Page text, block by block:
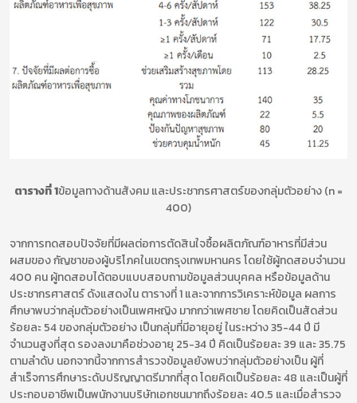
ตารางที่ 1ข้อมูลทางด้านสังคม และประชากรศาสตร์ของกลุ่มตัวอย่าง (n =
400)
จากการทดสอบปัจจัยที่มีผลต่อการตัดสินใจซื้อผลิตภัณฑ์อาหารที่มีส่วน
ผสมของ กัญชาของผู้บริโภคในเขตกรุงเทพมหานคร โดยใช้ผู้ทดสอบจำนวน
400 คน ผู้ทดสอบได้ตอบแบบสอบถามข้อมูลส่วนบุคคล หรือข้อมูลด้าน
ประชากรศาสตร์ ดังแสดงใน ตารางที่ 1 และจากการวิเคราะห์ข้อมูล ผลการ
ศึกษาพบว่ากลุ่มตัวอย่างเป็นเพศหญิง มากกว่าเพศชาย โดยคิดเป็นสัดส่วน
ร้อยละ 54 ของกลุ่มตัวอย่าง เป็นกลุ่มที่มีอายุอยู่ ในระหว่าง 35-44 ปี มี
จำนวนสูงที่สุด รองลงมาคือช่วงอายุ 25-34 ปี คิดเป็นร้อยละ 39 และ 35.75
ตามลำดับ นอกจากนี้จากการสำรวจข้อมูลยังพบว่ากลุ่มตัวอย่างเป็น ผู้ที่
สำเร็จการศึกษาระดับปริญญาตรีมากที่สุด โดยคิดเป็นร้อยละ 48 และเป็นผู้ที่
ประกอบอาชีพเป็นพนักงานบริษัทเอกชนมากถึงร้อยละ 40.5 และเมื่อสำรวจ